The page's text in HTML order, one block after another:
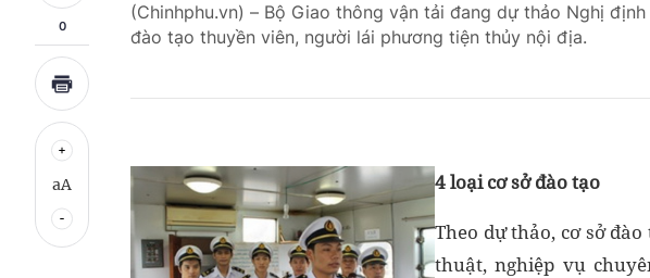
0
aA
(Chinhphu.vn) – Bộ Giao thông vận tải đang dự thảo Nghị
đào tạo thuyền viên, người lái phương tiện thủy nội địa.
4 loại cơ sở đào tạo
Theo dự thảo, cơ sở
thuật, nghiệp vụ